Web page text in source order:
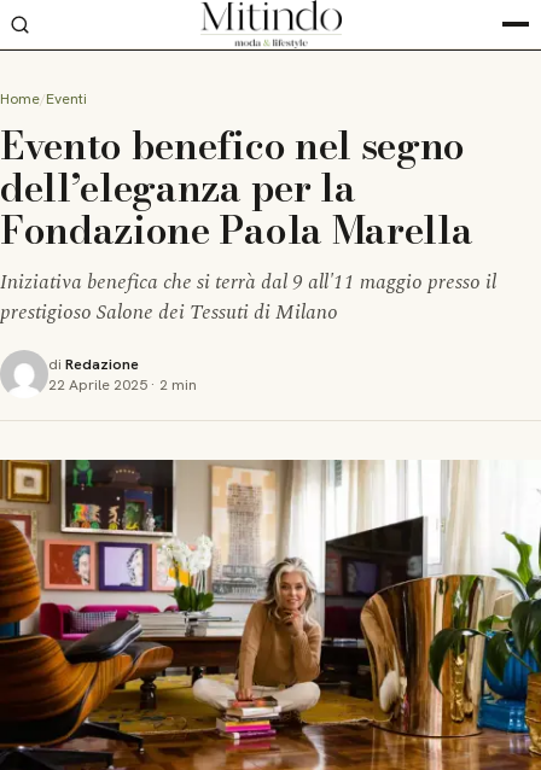
Home Eventi
Evento benefico nel segno
dell’eleganza per la
Fondazione Paola Marella
Iniziativa benefica che si terrà dal 9 all'11 maggio presso il
prestigioso Salone dei Tessuti di Milano
di Redazione
22 Aprile 2025 · 2 min